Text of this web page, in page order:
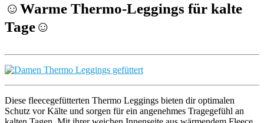
☺️Warme Thermo-Leggings für kalte
Tage☺️
Diese fleecegefütterten Thermo Leggings bieten dir optimalen
Schutz vor Kälte und sorgen für ein angenehmes Tragegefühl an